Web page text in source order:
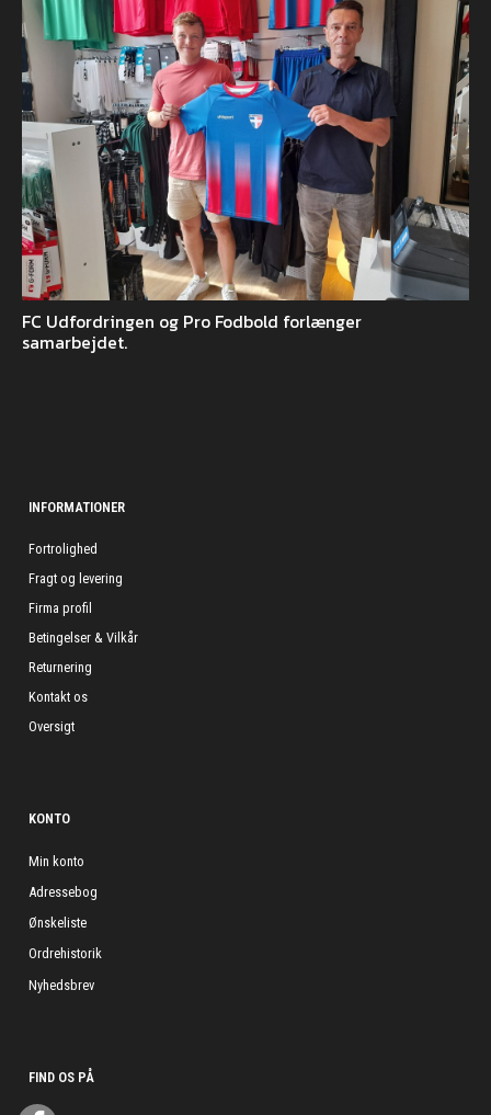
FC Udfordringen og Pro Fodbold forlænger
samarbejdet.
INFORMATIONER
Fortrolighed
Fragt og levering
Firma profil
Betingelser & Vilkår
Returnering
Kontakt os
Oversigt
KONTO
Min konto
Adressebog
Ønskeliste
Ordrehistorik
Nyhedsbrev
FIND OS PÅ